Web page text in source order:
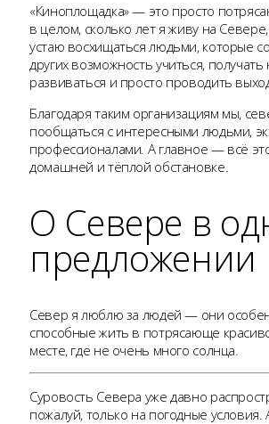
«Киноплощадка» — это просто
в целом, сколько лет я живу на
устаю восхищаться людьми, которые
других возможность учиться,
развиваться и просто проводить
Благодаря таким организациям мы,
пообщаться с интересными людьми,
профессионалами. А главное — всё
домашней и тёплой обстановке.
О Севере в
предложении
Север я люблю за людей — они
способные жить в потрясающе
месте, где не очень много солнца.
Суровость Севера уже давно
пожалуй, только на погодные